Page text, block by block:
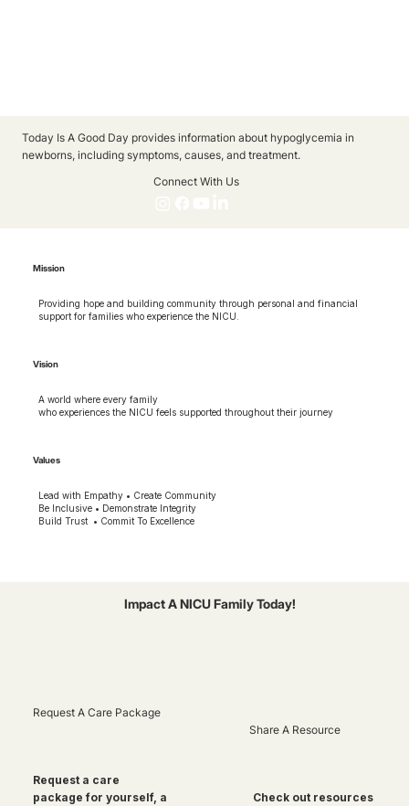
Today Is A Good Day provides information about hypoglycemia in
newborns, including symptoms, causes, and treatment.
Connect With Us
Mission
Providing hope and building community through personal and financial
support for families who experience the NICU.
Vision
A world where every family
who experiences the NICU feels supported throughout their journey
Values
Lead with Empathy • Create Community
Be Inclusive • Demonstrate Integrity
Build Trust • Commit To Excellence
Impact A NICU Family Today!
Request A Care Package
Request a care
package for yourself, a
Share A Resource
Check out resources